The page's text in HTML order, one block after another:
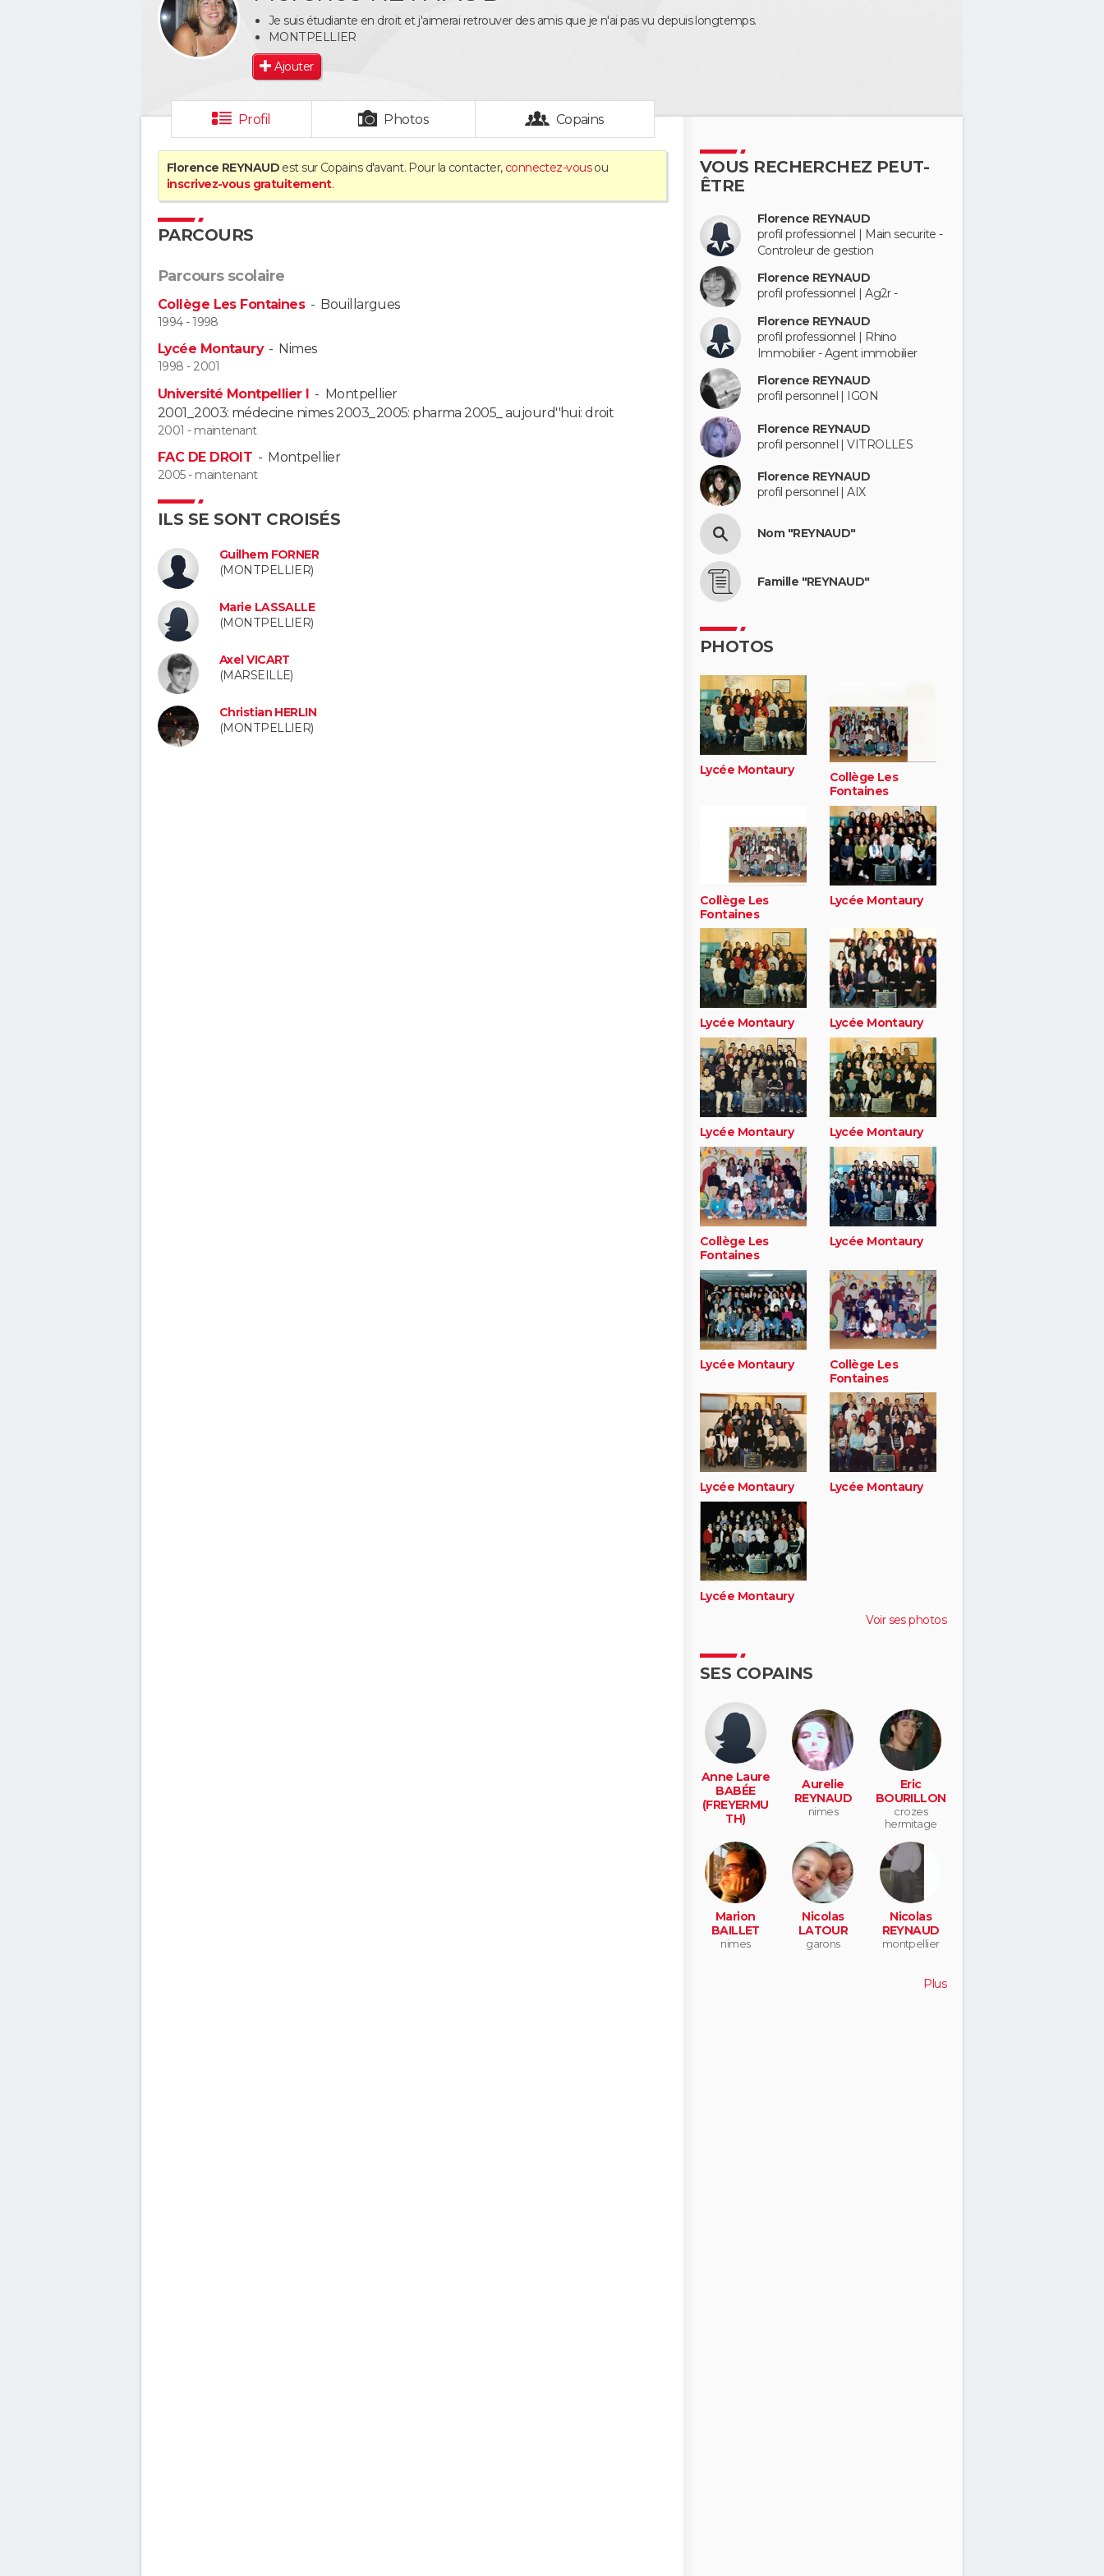
Je suis étudiante en droit et j'aimerai retrouver des amis que je n'ai pas vu depuis longtemps.
MONTPELLIER
Ajouter
Profil Photos Copains
Florence REYNAUD est sur Copains d'avant. Pour la contacter, connectez-vousou
inscrivez-vous gratuitement.
PARCOURS
Parcours scolaire
Collège Les Fontaines- Bouillargues
1994 - 1998
Lycée Montaury- Nimes
1998 - 2001
Université Montpellier I - Montpellier
2001_2003: médecine nimes 2003_2005: pharma 2005_ aujourd''hui: droit
2001 - maintenant
FAC DE DROIT - Montpellier
2005 - maintenant
ILS SE SONT CROISÉS
Guilhem FORNER
(MONTPELLIER)
Marie LASSALLE
(MONTPELLIER)
Axel VICART
(MARSEILLE)
Christian HERLIN
(MONTPELLIER)
VOUS RECHERCHEZ PEUT-
ÊTRE
Florence REYNAUD
profil professionnel | Main securite -
Controleur de gestion
Florence REYNAUD
profil professionnel | Ag2r -
Florence REYNAUD
profil professionnel | Rhino
Immobilier - Agent immobilier
Florence REYNAUD
profil personnel | IGON
Florence REYNAUD
profil personnel | VITROLLES
Florence REYNAUD
profil personnel | AIX
Nom "REYNAUD"
Famille "REYNAUD"
PHOTOS
Lycée Montaury
Collège Les
Fontaines
Collège Les
Fontaines
Lycée Montaury
Lycée Montaury Lycée Montaury
Lycée Montaury Lycée Montaury
Collège Les
Fontaines
Lycée Montaury
Lycée Montaury
Collège Les
Fontaines
Lycée Montaury Lycée Montaury
Lycée Montaury
Voir ses photos
SES COPAINS
Anne Laure
BABÉE
(FREYERMU
TH)
Aurelie
REYNAUD
nimes
Eric
BOURILLON
crozes
hermitage
Marion
BAILLET
nimes
Nicolas
LATOUR
garons
Nicolas
REYNAUD
montpellier
Plus